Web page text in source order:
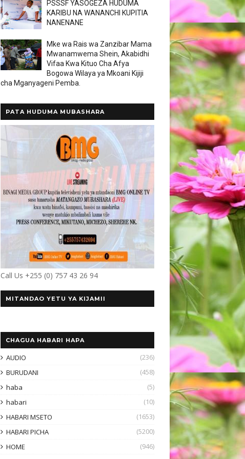
PSSSF YASOGEZA HUDUMA
KARIBU NA WANANCHI KUPITIA
NANENANE
Mke wa Rais wa Zanzibar Mama
Mwanamwema Shein, Akabidhi
Vifaa Kwa Kituo Cha Afya
Bogowa Wilaya ya Mkoani Kijiji
cha Mganyageni Pemba.
PATA HUDUMA MUBASHARA
Call Us +255 (0) 757 43 26 94
MITANDAO YETU YA KIJAMII
CHAGUA HABARI HAPA
AUDIO
(236)
BURUDANI
(458)
haba
(5)
habari
(10)
HABARI MSETO
(1653)
HABARI PICHA
(5200)
HOME
(946)